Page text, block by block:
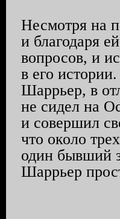
Несмотря на
и благодаря
вопросов, и
в его
Шаррьер, в
не сидел на
и совершил
что около
один бывший
Шаррьер